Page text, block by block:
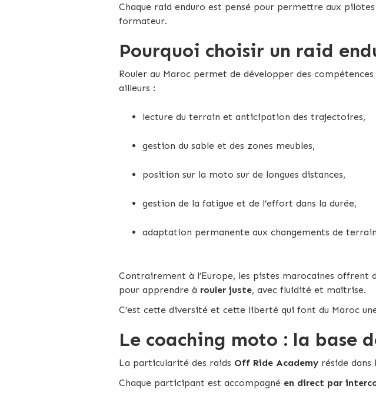
Chaque raid enduro est pensé pour permettre aux
formateur.
Pourquoi choisir un raid
Rouler au Maroc permet de développer des compétences
ailleurs :
lecture du terrain et anticipation des trajectoires,
gestion du sable et des zones meubles,
position sur la moto sur de longues distances,
gestion de la fatigue et de l’effort dans la durée,
adaptation permanente aux changements de
Contrairement à l’Europe, les pistes marocaines offrent
pour apprendre à rouler juste, avec fluidité et maîtrise.
C’est cette diversité et cette liberté qui font du Maroc
Le coaching moto : la base
La particularité des raids Off Ride Academy réside dans
Chaque participant est accompagné en direct par